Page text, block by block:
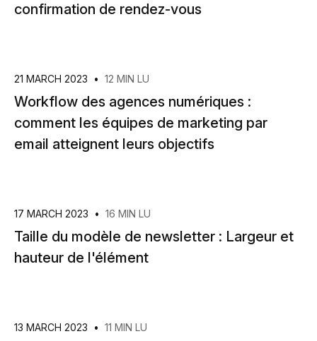
confirmation de rendez-vous
21 MARCH 2023 • 12 MIN LU
Workflow des agences numériques :
comment les équipes de marketing par
email atteignent leurs objectifs
17 MARCH 2023 • 16 MIN LU
Taille du modèle de newsletter : Largeur et
hauteur de l'élément
13 MARCH 2023 • 11 MIN LU